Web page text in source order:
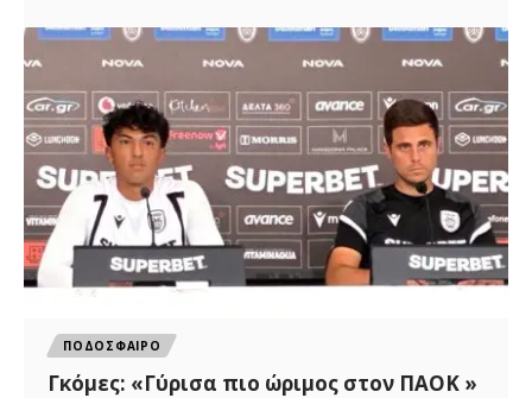
ΠΟΔΟΣΦΑΙΡΟ
Γκόμες: «Γύρισα πιο ώριμος στον ΠΑΟΚ »